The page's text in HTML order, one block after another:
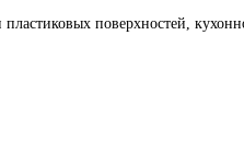
поверхностей,